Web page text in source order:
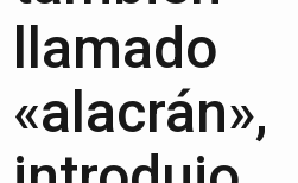
llamado
«alacrán»,